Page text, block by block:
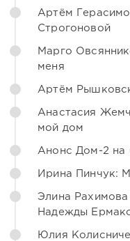
Артём
Строгоновой
Марго
меня
Артём
Анастасия
мой дом
Анонс Дом-2
Ирина Пинчук:
Элина
Надежды
Юлия